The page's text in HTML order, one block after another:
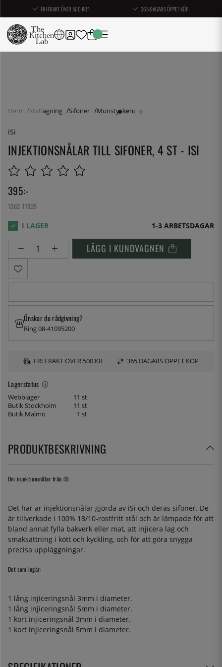
FRI FRAKT ÖVER 500 KR* 365 DAGARS ÖPPET KÖP
Hem Matlagning Sifoner Munstycken
iSi
INJEKTIONSNÅLAR TILL SIFONER, 4 ST - ISI
395:-
1362-11925
1-3 ARBETSDAGAR
LÄGG I KUNDVAGNEN
Lagerstatus
Webblager
11 st
Butik Stockholm
11 st
Butik Malmö
1 st
Önskar du rådgivning?
Ring 08-41095200
FRI FRAKT ÖVER 500 KR 365 DAGARS ÖPPET KÖP
PRODUKTBESKRIVNING
Om injektionsnålar från iSi
Det här är injektionsnålar gjorda av iSi och deras sifoner. De
är tillverkade i 100% 18/10-rostfritt stål och är lämpade för att
bland annat fylla bakverk eller mat, att injicera lag och
smaksättning i kött och kyckling, och för att göra snygga
precisa uppläggningar.
Det som ingår:
1 lång injiceringsnål 3mm i diameter.
1 lång injiceringsnål 5mm i diameter.
1 kort injiceringsnål 3mm i diameter.
1 kort injiceringsnål 5mm i diameter.